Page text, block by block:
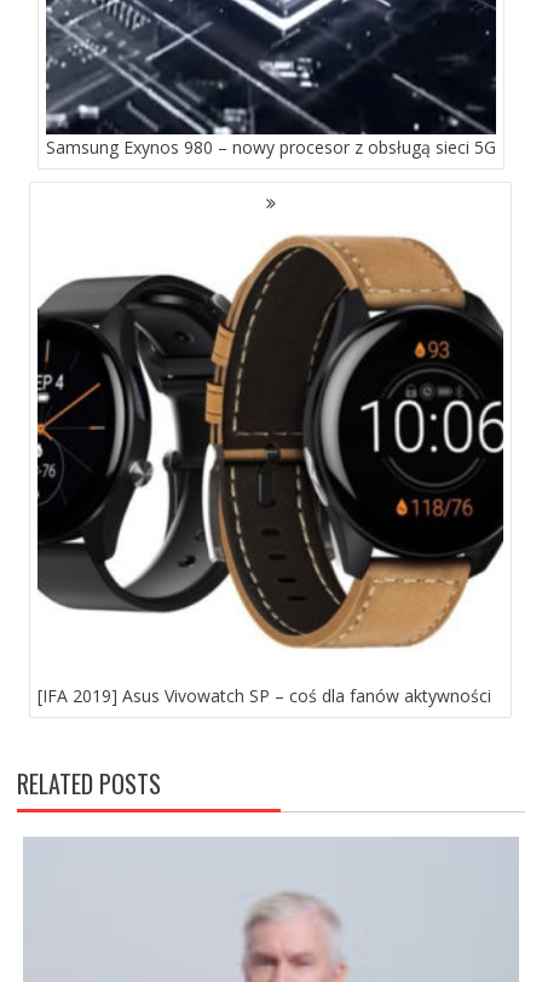
Samsung Exynos 980 – nowy procesor z obsługą sieci 5G
[IFA 2019] Asus Vivowatch SP – coś dla fanów aktywności
RELATED POSTS